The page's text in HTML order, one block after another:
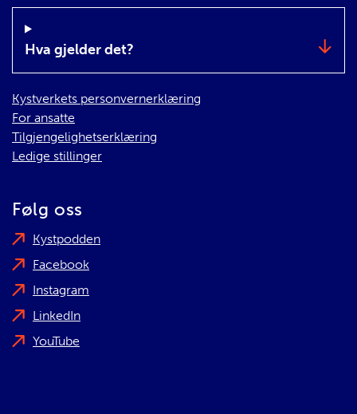
Hva gjelder det?
Kystverkets personvernerklæring
For ansatte
Tilgjengelighetserklæring
Ledige stillinger
Følg oss
Kystpodden
Facebook
Instagram
LinkedIn
YouTube